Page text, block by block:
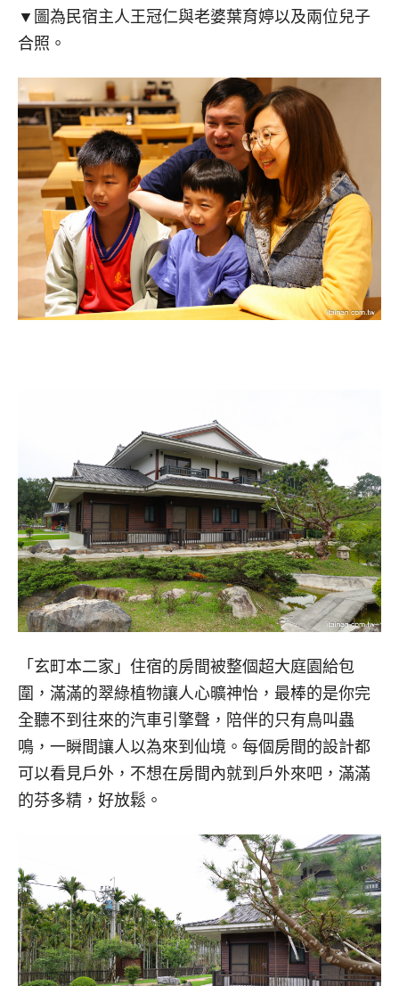
▼圖為民宿主人王冠仁與老婆葉育婷以及兩位兒子
合照。
「玄町本二家」住宿的房間被整個超大庭園給包
圍，滿滿的翠綠植物讓人心曠神怡，最棒的是你完
全聽不到往來的汽車引擎聲，陪伴的只有鳥叫蟲
鳴，一瞬間讓人以為來到仙境。每個房間的設計都
可以看見戶外，不想在房間內就到戶外來吧，滿滿
的芬多精，好放鬆。